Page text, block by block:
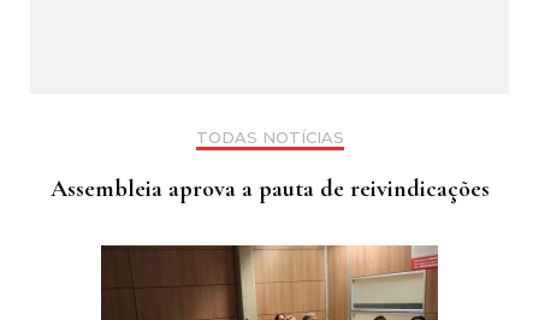
TODAS NOTÍCIAS
Assembleia aprova a pauta de reivindicações